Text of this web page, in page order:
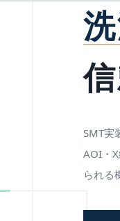
SMT実
AOI・
られる